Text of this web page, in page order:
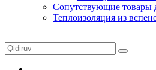
Сопутствующие товары
Теплоизоляция из